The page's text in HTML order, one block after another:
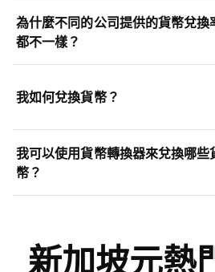
為什麼不同的公司提供的貨幣兌換
都不一樣？
我如何兌換貨幣？
我可以使用貨幣轉換器來兌換哪些
幣？
新加坡元熱